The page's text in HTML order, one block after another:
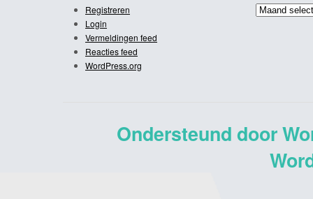
Registreren
Login
Vermeldingen feed
Reacties feed
WordPress.org
Archief
Ondersteund door